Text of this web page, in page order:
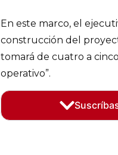
En este marco, el
construcción del
tomará de cuatro a
operativo”.